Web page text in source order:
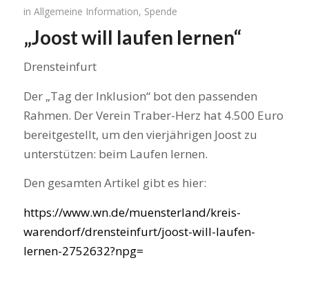
in Allgemeine Information, Spende
„Joost will laufen lernen“
Drensteinfurt
Der „Tag der Inklusion“ bot den passenden
Rahmen. Der Verein Traber-Herz hat 4.500 Euro
bereitgestellt, um den vierjährigen Joost zu
unterstützen: beim Laufen lernen.
Den gesamten Artikel gibt es hier:
https://www.wn.de/muensterland/kreis-
warendorf/drensteinfurt/joost-will-laufen-
lernen-2752632?npg=